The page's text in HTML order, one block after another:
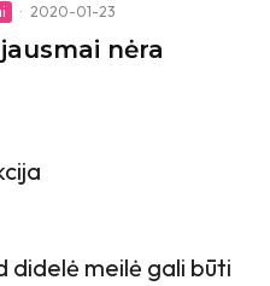
· 2020-01-23
nėra
didelė meilė gali būti